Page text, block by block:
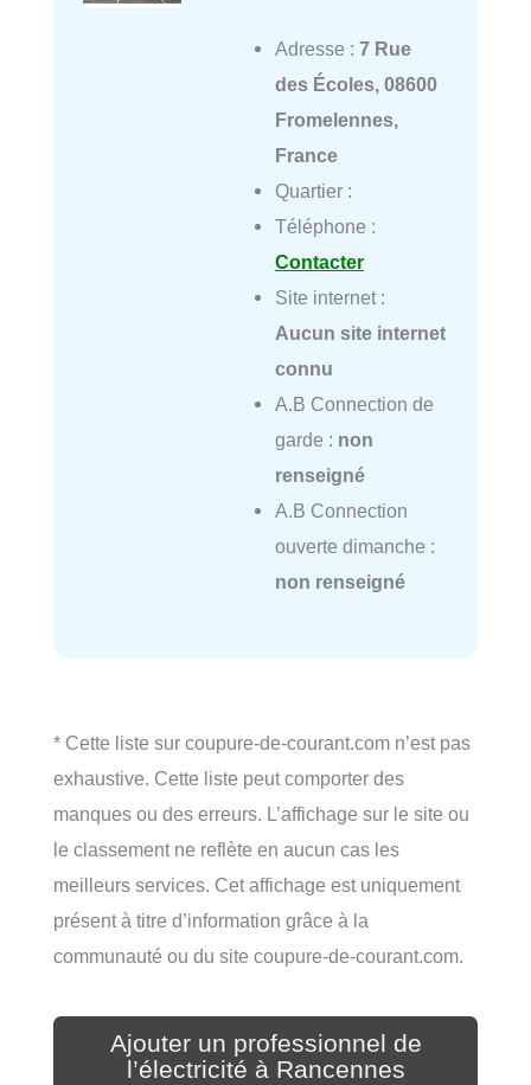
Adresse : 7 Rue
des Écoles, 08600
Fromelennes,
France
Quartier :
Téléphone :
Contacter
Site internet :
Aucun site internet
connu
A.B Connection de
garde : non
renseigné
A.B Connection
ouverte dimanche :
non renseigné
* Cette liste sur coupure-de-courant.com n’est pas
exhaustive. Cette liste peut comporter des
manques ou des erreurs. L’affichage sur le site ou
le classement ne reflète en aucun cas les
meilleurs services. Cet affichage est uniquement
présent à titre d’information grâce à la
communauté ou du site coupure-de-courant.com.
Ajouter un professionnel de
l’électricité à Rancennes